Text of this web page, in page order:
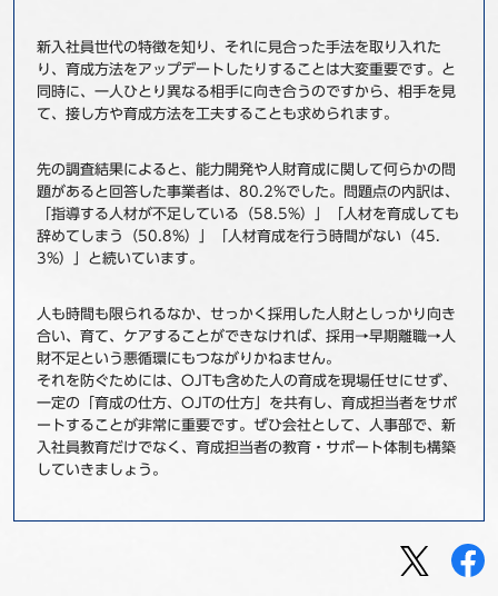
新入社員世代の特徴を知り、それに見合った手法を取り入れた
り、育成方法をアップデートしたりすることは大変重要です。と
同時に、一人ひとり異なる相手に向き合うのですから、相手を見
て、接し方や育成方法を工夫することも求められます。
先の調査結果によると、能力開発や人財育成に関して何らかの問
題があると回答した事業者は、80.2%でした。問題点の内訳は、
「指導する人材が不足している（58.5%）」「人材を育成しても
辞めてしまう（50.8%）」「人材育成を行う時間がない（45.
3%）」と続いています。
人も時間も限られるなか、せっかく採用した人財としっかり向き
合い、育て、ケアすることができなければ、採用→早期離職→人
財不足という悪循環にもつながりかねません。
それを防ぐためには、OJTも含めた人の育成を現場任せにせず、
一定の「育成の仕方、OJTの仕方」を共有し、育成担当者をサポ
ートすることが非常に重要です。ぜひ会社として、人事部で、新
入社員教育だけでなく、育成担当者の教育・サポート体制も構築
していきましょう。